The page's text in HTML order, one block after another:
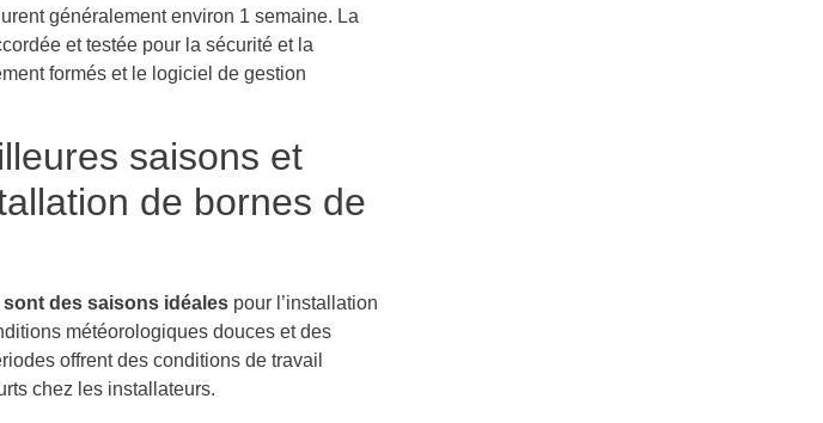
généralement environ 1 semaine. La
et testée pour la sécurité et la
formés et le logiciel de gestion
saisons et
de bornes de
sont des saisons idéales pour l’installation
météorologiques douces et des
offrent des conditions de travail
chez les installateurs.